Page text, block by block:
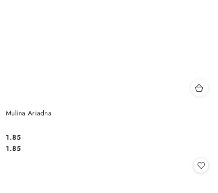
Mulina Ariadna
Cena:
1.85
Cena:
1.85